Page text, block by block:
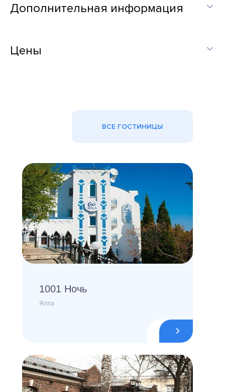
Дополнительная информация
Цены
ВСЕ ГОСТИНИЦЫ
1001 Ночь
Ялта